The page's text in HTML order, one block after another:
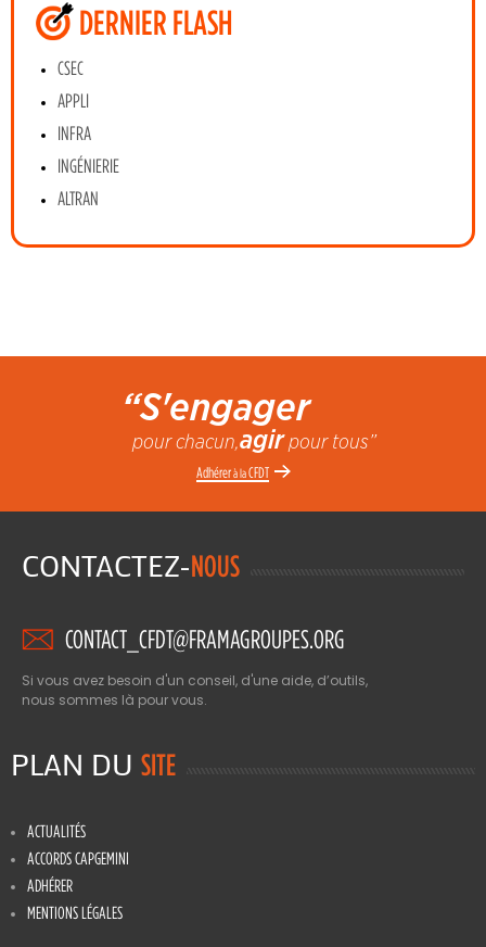
DERNIER FLASH
CSEC
APPLI
INFRA
INGÉNIERIE
ALTRAN
“S'engager
pour chacun,agirpour tous”
Adhérerà laCFDT
CONTACTEZ-NOUS
CONTACT_CFDT@FRAMAGROUPES.ORG
Si vous avez besoin d'un conseil, d'une aide, d’outils,
nous sommes là pour vous.
PLAN DU SITE
ACTUALITÉS
ACCORDS CAPGEMINI
ADHÉRER
MENTIONS LÉGALES